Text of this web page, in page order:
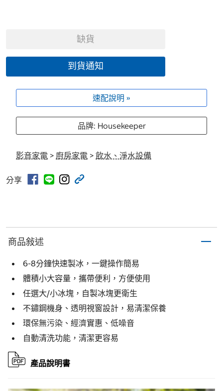
缺貨
到貨通知
速配說明 »
品牌: Housekeeper
影音家電 > 廚房家電 > 飲水、淨水設備
分享
商品敍述
6-8分鐘快速製冰，一鍵操作簡易
體積小大容量，攜帶便利，方便使用
任選大/小冰塊，自製冰塊更衛生
不鏽鋼機身、透明視窗設計，易清潔保養
環保無污染、經濟實惠、低噪音
自動清洗功能，清潔更容易
產品說明書